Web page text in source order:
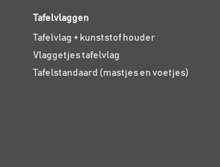
Tafelvlaggen
Tafelvlag + kunststof houder
Vlaggetjes tafelvlag
Tafelstandaard (mastjes en voetjes)